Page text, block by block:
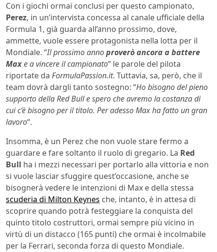
Con i giochi ormai conclusi per questo campionato,
Perez, in un’intervista concessa al canale ufficiale della
Formula 1, già guarda all’anno prossimo, dove,
ammette, vuole essere protagonista nella lotta per il
Mondiale. “Il prossimo annoproverò ancora a battere
Maxe a vincere il campionato” le parole del pilota
riportate da FormulaPassion.it. Tuttavia, sa, però, che il
team dovrà dargli tanto sostegno: “Ho bisogno del pieno
supporto della Red Bull e spero che avremo la costanza di
cui c’è bisogno per il titolo. Per adesso Max ha fatto un gran
lavoro“.
Insomma, è un Perez che non vuole stare fermo a
guardare e fare soltanto il ruolo di gregario. La Red
Bull ha i mezzi necessari per portarlo alla vittoria e non
si vuole lasciar sfuggire quest’occasione, anche se
bisognerà vedere le intenzioni di Max e della stessa
scuderia di Milton Keynes che, intanto, è in attesa di
scoprire quando potrà festeggiare la conquista del
quinto titolo costruttori, ormai sempre più vicino in
virtù di un distacco (165 punti) che ormai è incolmabile
per la Ferrari, seconda forza di questo Mondiale.